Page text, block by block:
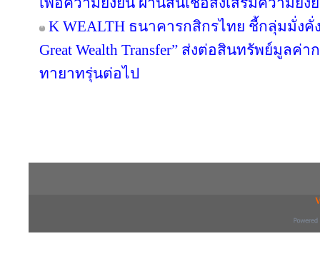
K WEALTH ธนาคารกสิกรไทย ชี้กลุ่มมั่งคั่
Great Wealth Transfer” ส่งต่อสินทรัพย์มูลค่
ทายาทรุ่นต่อไป